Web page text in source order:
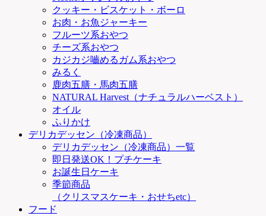
クッキー・ビスケット・ボーロ
お肉・お魚ジャーキー
フルーツ系おやつ
チーズ系おやつ
カジカジ嚙めるガム系おやつ
みるく
鹿肉五膳・馬肉五膳
NATURAL Harvest（ナチュラルハーベスト）
オイル
ふりかけ
デリカデッセン（冷凍商品）
デリカデッセン（冷凍商品）一覧
即日発送OK！プチケーキ
お誕生日ケーキ
季節商品
（クリスマスケーキ・おせちetc）
フード